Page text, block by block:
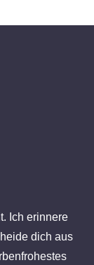
Ich erinnere
dich aus